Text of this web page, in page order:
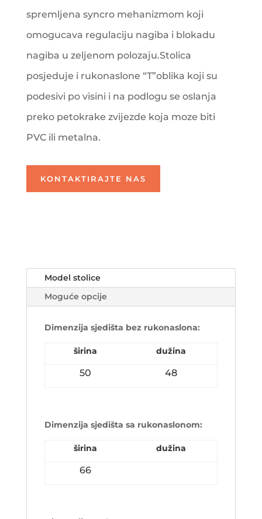
spremljena syncro mehanizmom koji
omogucava regulaciju nagiba i blokadu
nagiba u zeljenom polozaju.Stolica
posjeduje i rukonaslone “T”oblika koji su
podesivi po visini i na podlogu se oslanja
preko petokrake zvijezde koja moze biti
PVC ili metalna.
KONTAKTIRAJTE NAS
Model stolice
Moguće opcije
Dimenzija sjedišta bez rukonaslona:
širina dužina
50 48
Dimenzija sjedišta sa rukonaslonom:
širina dužina
66